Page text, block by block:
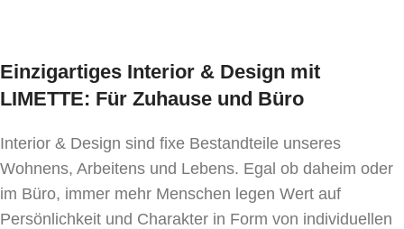
Einzigartiges Interior & Design mit
LIMETTE: Für Zuhause und Büro
Interior & Design sind fixe Bestandteile unseres
Wohnens, Arbeitens und Lebens. Egal ob daheim oder
im Büro, immer mehr Menschen legen Wert auf
Persönlichkeit und Charakter in Form von individuellen